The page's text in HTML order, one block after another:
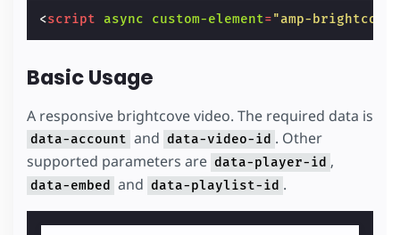
<script async custom-element="amp-
Basic Usage
A responsive brightcove video. The required data is
data-account and data-video-id . Other
supported parameters are data-player-id ,
data-embed and data-playlist-id .